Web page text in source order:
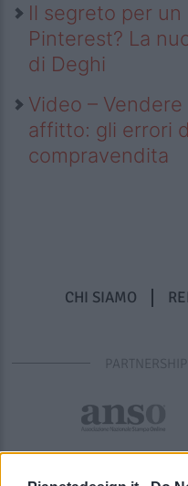
Il segreto per
Pinterest? La
di Deghi
Video –
affitto: gli errori
compravendita
CHI SIAMO